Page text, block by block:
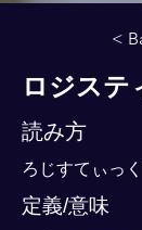
<
ロジステ
読み方
ろじすてぃっ
定義/意味